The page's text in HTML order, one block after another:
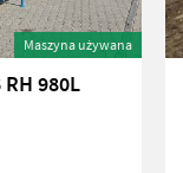
Maszyna używana
980L